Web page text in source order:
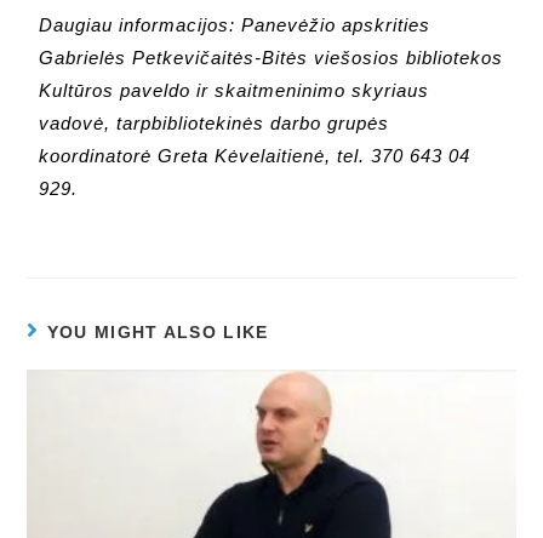
Daugiau informacijos: Panevėžio apskrities
Gabrielės Petkevičaitės-Bitės viešosios bibliotekos
Kultūros paveldo ir skaitmeninimo skyriaus
vadovė, tarpbibliotekinės darbo grupės
koordinatorė Greta Kėvelaitienė, tel. 370 643 04
929.
YOU MIGHT ALSO LIKE